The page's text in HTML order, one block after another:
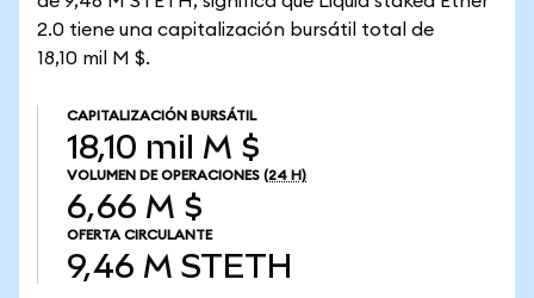
2.0 tiene una capitalización bursátil total de
18,10 mil M $.
CAPITALIZACIÓN BURSÁTIL
18,10 mil M $
VOLUMEN DE OPERACIONES (24 H)
6,66 M $
OFERTA CIRCULANTE
9,46 M STETH